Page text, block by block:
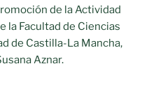
de la Actividad
la Facultad de Ciencias
de Castilla-La Mancha,
Aznar.